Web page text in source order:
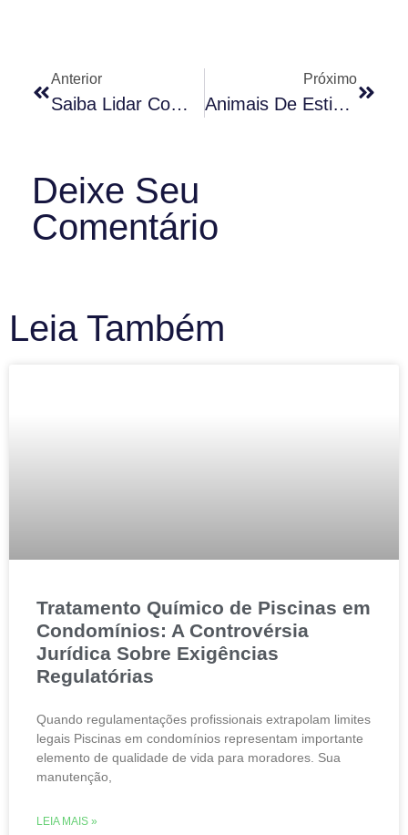
Anterior
Saiba Lidar Com Os Conflitos No Prédio
Próximo
Animais De Estimação
Deixe Seu
Comentário
Leia Também
Tratamento Químico de Piscinas em
Condomínios: A Controvérsia
Jurídica Sobre Exigências
Regulatórias
Quando regulamentações profissionais extrapolam limites
legais Piscinas em condomínios representam importante
elemento de qualidade de vida para moradores. Sua
manutenção,
LEIA MAIS »